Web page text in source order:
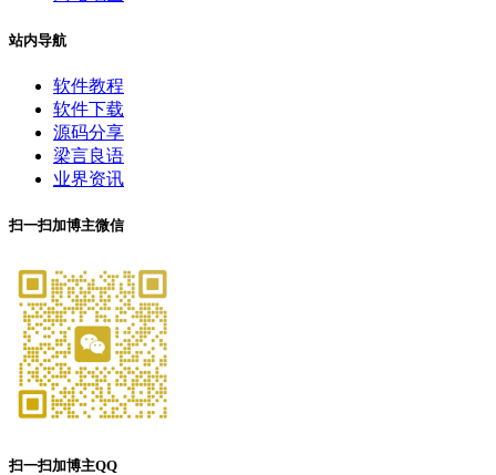
站内导航
软件教程
软件下载
源码分享
梁言良语
业界资讯
扫一扫加博主微信
扫一扫加博主QQ